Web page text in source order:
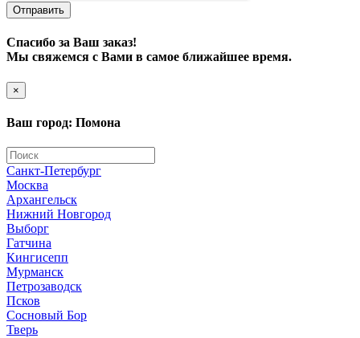
Отправить
Спасибо за Ваш заказ!
Мы свяжемся с Вами в самое ближайшее время.
×
Ваш город: Помона
Санкт-Петербург
Москва
Архангельск
Нижний Новгород
Выборг
Гатчина
Кингисепп
Мурманск
Петрозаводск
Псков
Сосновый Бор
Тверь